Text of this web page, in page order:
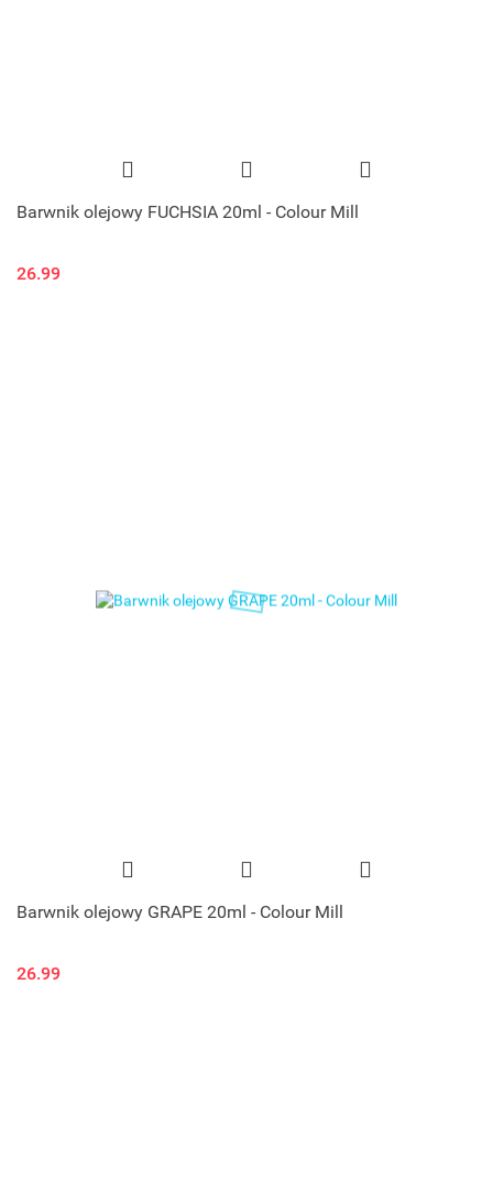
Barwnik olejowy FUCHSIA 20ml - Colour Mill
26.99
Barwnik olejowy GRAPE 20ml - Colour Mill
26.99